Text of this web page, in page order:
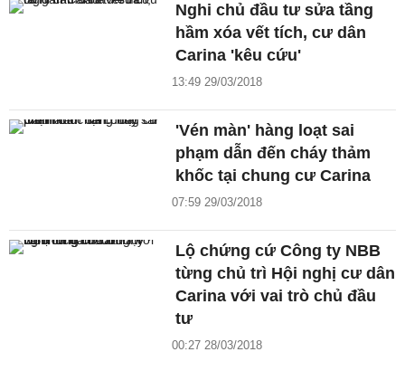
Nghi chủ đầu tư sửa tầng
hầm xóa vết tích, cư dân
Carina 'kêu cứu'
13:49 29/03/2018
'Vén màn' hàng loạt sai
phạm dẫn đến cháy thảm
khốc tại chung cư Carina
07:59 29/03/2018
Lộ chứng cứ Công ty NBB
từng chủ trì Hội nghị cư dân
Carina với vai trò chủ đầu
tư
00:27 28/03/2018